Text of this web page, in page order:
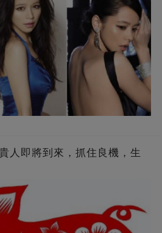
人即將到來，抓住良機，生